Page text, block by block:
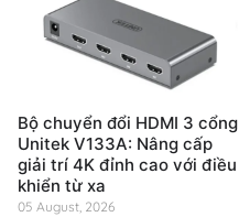
Bộ chuyển đổi HDMI 3 cổng
Unitek V133A: Nâng cấp
giải trí 4K đỉnh cao với điều
khiển từ xa
05 August, 2026